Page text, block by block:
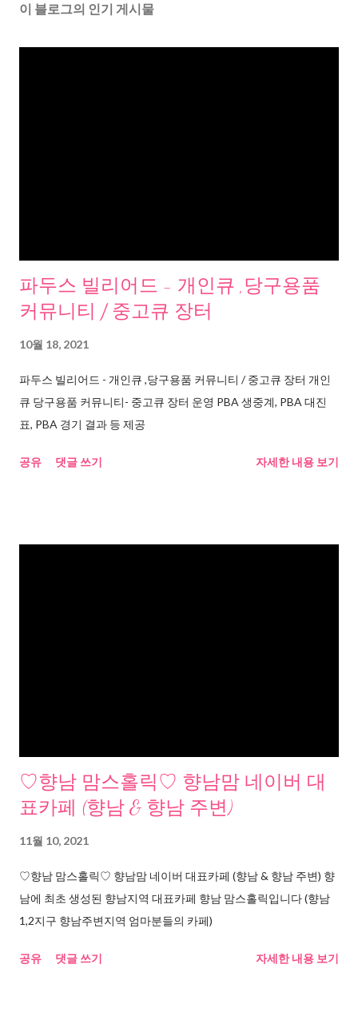
이 블로그의 인기 게시물
파두스 빌리어드 - 개인큐 ,당구용품
커뮤니티 / 중고큐 장터
10월 18, 2021
파두스 빌리어드 - 개인큐 ,당구용품 커뮤니티 / 중고큐 장터 개인
큐 당구용품 커뮤니티- 중고큐 장터 운영 PBA 생중계, PBA 대진
표, PBA 경기 결과 등 제공
공유 댓글 쓰기 자세한 내용 보기
♡향남 맘스홀릭♡ 향남맘 네이버 대
표카페 (향남 & 향남 주변)
11월 10, 2021
♡향남 맘스홀릭♡ 향남맘 네이버 대표카페 (향남 & 향남 주변) 향
남에 최초 생성된 향남지역 대표카페 향남 맘스홀릭입니다 (향남
1,2지구 향남주변지역 엄마분들의 카페)
공유 댓글 쓰기 자세한 내용 보기